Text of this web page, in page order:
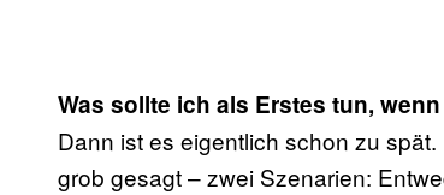
Was sollte ich als Erstes tun,
Dann ist es eigentlich schon zu
grob gesagt – zwei Szenarien: